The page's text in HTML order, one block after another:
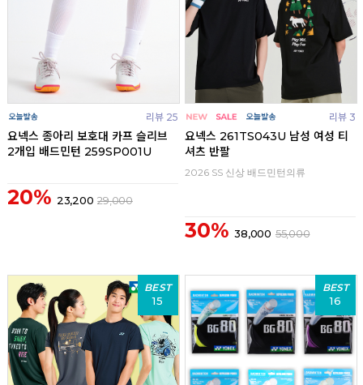
리뷰 25
요넥스 종아리 보호대 카프 슬리브
2개입 배드민턴 259SP001U
20% 23,200 29,000
리뷰 3
요넥스 261TS043U 남성 여성 티
셔츠 반팔
2026 SS 신상 배드민턴의류
30% 38,000 55,000
BEST
15
BEST
16